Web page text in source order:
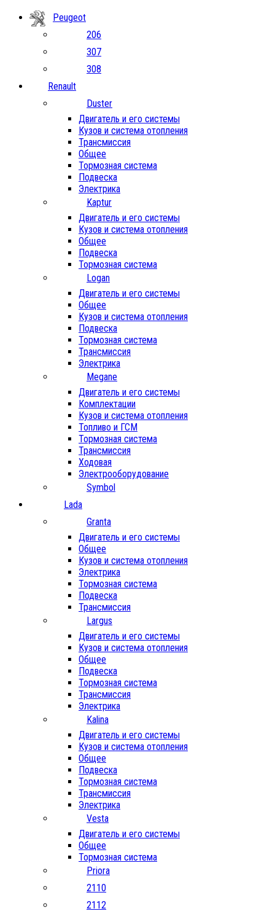
Peugeot
206
307
308
Renault
Duster
Двигатель и его системы
Кузов и система отопления
Трансмиссия
Общее
Тормозная система
Подвеска
Электрика
Kaptur
Двигатель и его системы
Кузов и система отопления
Общее
Подвеска
Тормозная система
Logan
Двигатель и его системы
Общее
Кузов и система отопления
Подвеска
Тормозная система
Трансмиссия
Электрика
Megane
Двигатель и его системы
Комплектации
Кузов и система отопления
Топливо и ГСМ
Тормозная система
Трансмиссия
Ходовая
Электрооборудование
Symbol
Lada
Granta
Двигатель и его системы
Общее
Кузов и система отопления
Электрика
Тормозная система
Подвеска
Трансмиссия
Largus
Двигатель и его системы
Кузов и система отопления
Общее
Подвеска
Тормозная система
Трансмиссия
Электрика
Kalina
Двигатель и его системы
Кузов и система отопления
Общее
Подвеска
Тормозная система
Трансмиссия
Электрика
Vesta
Двигатель и его системы
Общее
Тормозная система
Priora
2110
2112